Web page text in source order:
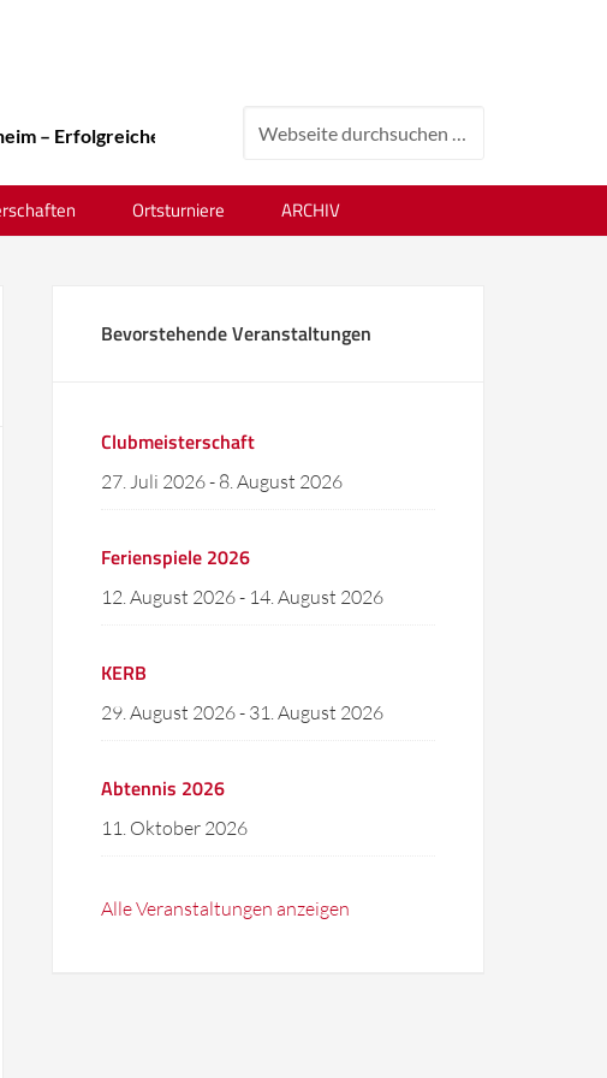
– Erfolgreiches Tenniswochenende beim 24. Ortsvereinsturnier !
Ortsturniere ARCHIV
Bevorstehende Veranstaltungen
Clubmeisterschaft
27. Juli 2026- 8. August 2026
Ferienspiele 2026
12. August 2026- 14. August 2026
KERB
29. August 2026- 31. August 2026
Abtennis 2026
11. Oktober 2026
Alle Veranstaltungen anzeigen